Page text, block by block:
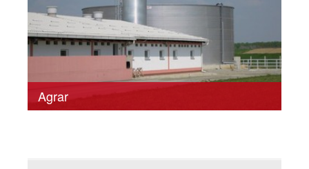
Agrar